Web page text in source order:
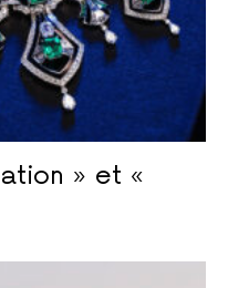
» et «